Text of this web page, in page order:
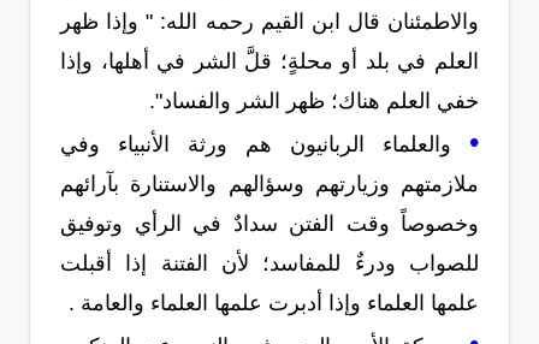
والاطمئنان قال ابن القيم رحمه الله: " وإذا ظهر
العلم في بلد أو محلةٍ؛ قلَّ الشر في أهلها، وإذا
خفي العلم هناك؛ ظهر الشر والفساد".
• والعلماء الربانيون هم ورثة الأنبياء وفي
ملازمتهم وزيارتهم وسؤالهم والاستنارة بآرائهم
وخصوصاً وقت الفتن سدادٌ في الرأي وتوفيق
للصواب ودرءٌ للمفاسد؛ لأن الفتنة إذا أقبلت
علمها العلماء وإذا أدبرت علمها العلماء والعامة .